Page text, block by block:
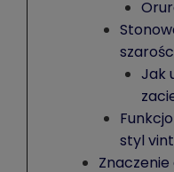
Jak
styl